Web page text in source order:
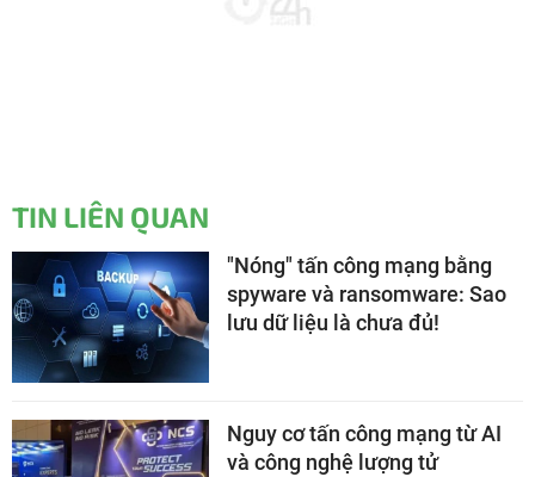
TIN LIÊN QUAN
"Nóng" tấn công mạng bằng
spyware và ransomware: Sao
lưu dữ liệu là chưa đủ!
Nguy cơ tấn công mạng từ AI
và công nghệ lượng tử